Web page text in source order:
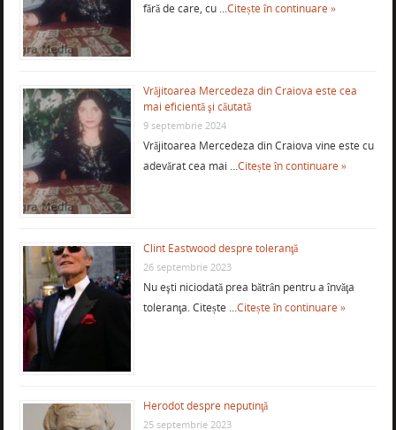
fără de care, cu …Citește în continuare »
Vrăjitoarea Mercedeza din Craiova este cea
mai eficientă şi căutată
9 septembrie 2024
Vrăjitoarea Mercedeza din Craiova vine este cu
adevărat cea mai …Citește în continuare »
Clint Eastwood despre toleranţă
26 septembrie 2023
Nu eşti niciodată prea bătrân pentru a învăţa
toleranţa. Citește …Citește în continuare »
Herodot despre neputinţă
25 septembrie 2023